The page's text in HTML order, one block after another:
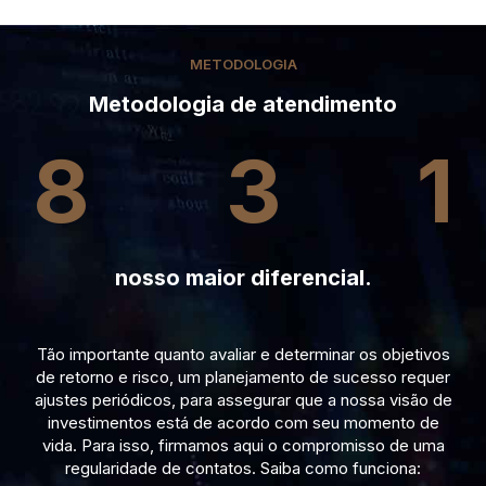
METODOLOGIA
Metodologia de atendimento
8 3 1
nosso maior diferencial.
Tão importante quanto avaliar e determinar os objetivos
de retorno e risco, um planejamento de sucesso requer
ajustes periódicos, para assegurar que a nossa visão de
investimentos está de acordo com seu momento de
vida. Para isso, firmamos aqui o compromisso de uma
regularidade de contatos. Saiba como funciona: